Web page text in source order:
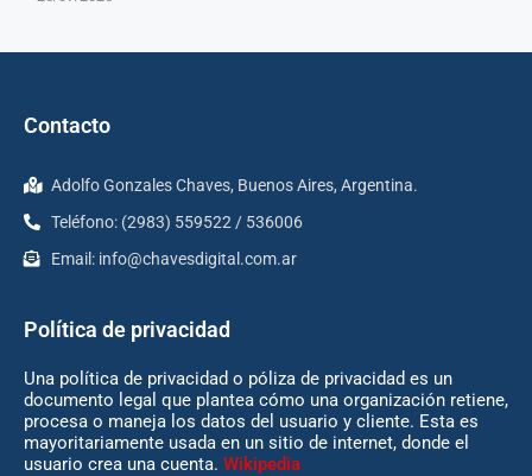
Contacto
Adolfo Gonzales Chaves, Buenos Aires, Argentina.
Teléfono: (2983) 559522 / 536006
Email: info@chavesdigital.com.ar
Política de privacidad
Una política de privacidad o póliza de privacidad es un
documento legal que plantea cómo una organización retiene,
procesa o maneja los datos del usuario y cliente. Esta es
mayoritariamente usada en un sitio de internet, donde el
usuario crea una cuenta. Wikipedia